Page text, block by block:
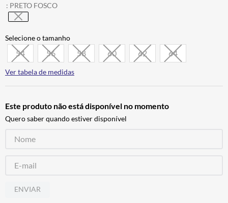
: PRETO FOSCO
54 56 58 60 62 64
Ver tabela de medidas
Este produto não está disponível no momento
Quero saber quando estiver disponível
ENVIAR
10º BOTAS